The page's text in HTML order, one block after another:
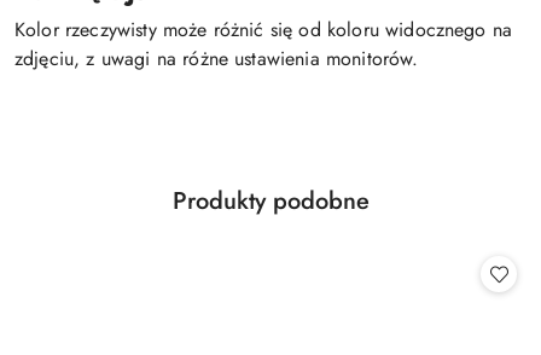
Kolor rzeczywisty może różnić się od koloru widocznego na
zdjęciu, z uwagi na różne ustawienia monitorów.
Pomiń karuzelę produktów
Produkty
Produkty podobne